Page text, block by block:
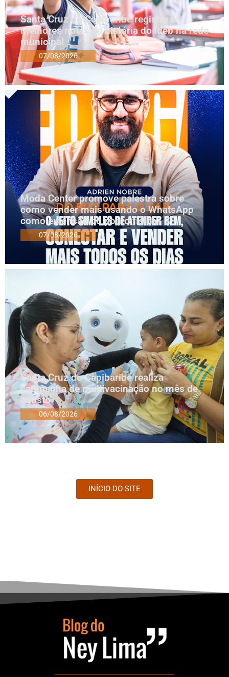
Santa Cruz do Capibaribe registra as
melhores notas da história do Ideb na rede
municipal
07/08/2026
Moda Center promove palestra sobre
como vender mais usando o WhatsApp
como extensão do ponto físico
07/08/2026
Santa Cruz do Capibaribe realiza
campanha de multivacinação no mês de
agosto
06/08/2026
INÍCIO DO SITE